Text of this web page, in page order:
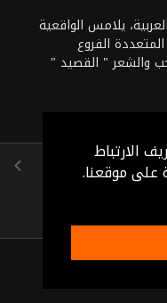
الارتباط
موقعنا.
يلامس الواقعية
الفروع
والشعر " القصيد "